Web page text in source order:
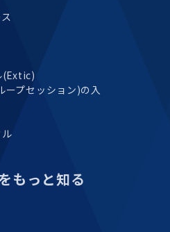
(Extic)
プセッション)の入
もっと知る